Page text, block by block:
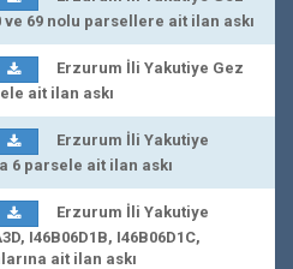
ve 69 nolu parsellere ait ilan askı
Erzurum İli Yakutiye Gez
ait ilan askı
Erzurum İli Yakutiye
6 parsele ait ilan askı
Erzurum İli Yakutiye
I46B06D1B, I46B06D1C,
ait ilan askı